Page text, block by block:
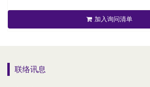
加入询问清单
联络讯息